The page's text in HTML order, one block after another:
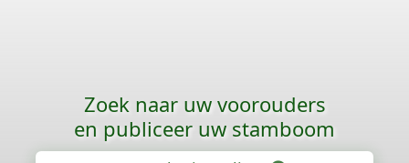
Zoek naar uw voorouders
en publiceer uw stamboom